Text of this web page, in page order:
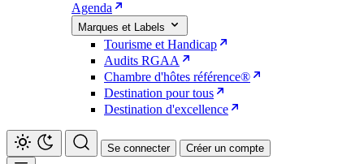
Agenda
Marques et Labels
Tourisme et Handicap
Audits RGAA
Chambre d'hôtes référence®
Destination pour tous
Destination d'excellence
Se connecter Créer un compte